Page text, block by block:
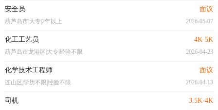
安全员 面议
葫芦岛市|大专|2年以上 2026-05-07
化工工艺员 4K-5K
葫芦岛市龙港区|大专|经验不限 2026-04-23
化学技术工程师 面议
连山区|学历不限|经验不限 2026-04-13
司机 3.5K-4K